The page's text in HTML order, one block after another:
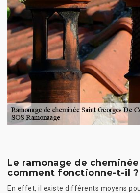
Le ramonage de
comment fonctionne-t-il ?
En effet, il existe différents moyens